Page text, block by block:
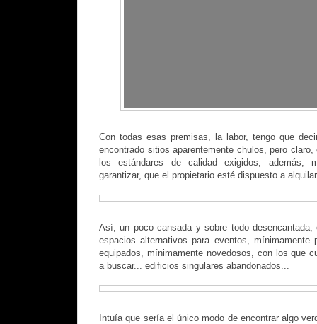
Con todas esas premisas, la labor, tengo que
encontrado sitios aparentemente chulos, pero
los estándares de calidad exigidos, además,
garantizar, que el propietario esté dispuesto a
Así, un poco cansada y sobre todo
espacios alternativos para eventos, mínimamente
equipados, mínimamente novedosos, con los que
a buscar... edificios singulares abandonados...
Intuía que sería el único modo de encontrar algo